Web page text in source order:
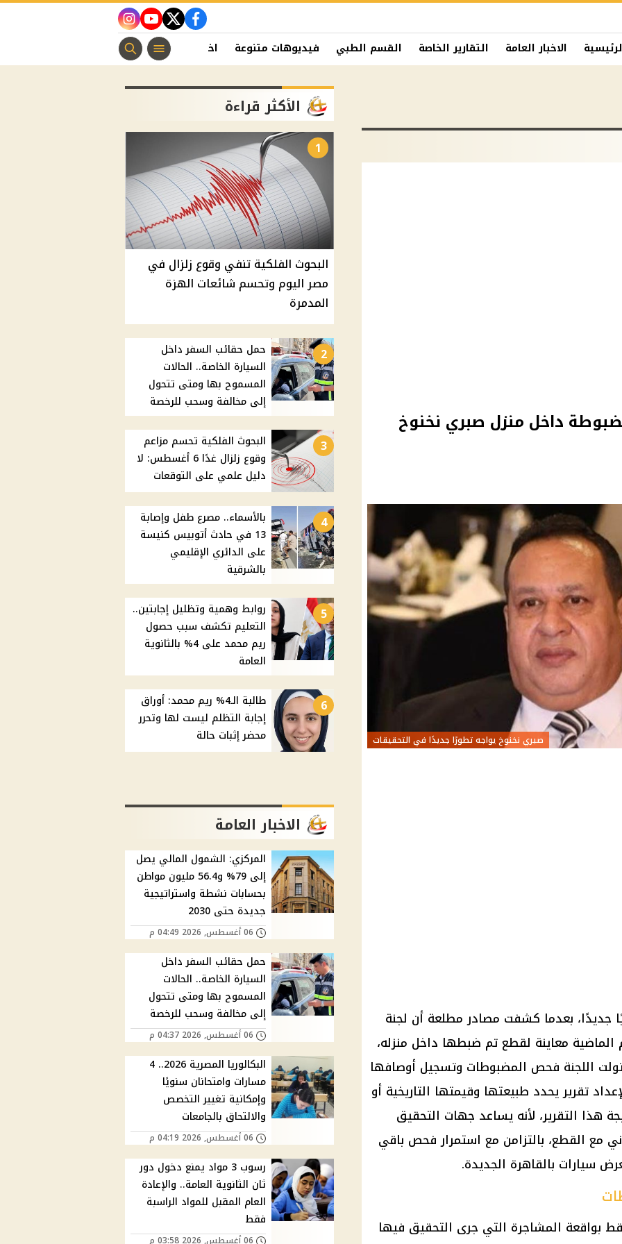
facebook
twitter
youtube
instagram
الاخبار العامة التقارير الخاصة القسم الطبي فيديوهات متنوعة اخبار الفن منوعات مسيحية
داخل منزل صبري نخنوخ
صبري نخنوخ يواجه تطورًا جديدًا في التحقيقات
جديدًا، بعدما كشفت مصادر مطلعة أن لجنة
الماضية معاينة لقطع تم ضبطها داخل منزله،
اللجنة فحص المضبوطات وتسجيل أوصافها
تقرير يحدد طبيعتها وقيمتها التاريخية أو
هذا التقرير، لأنه يساعد جهات التحقيق
مع القطع، بالتزامن مع استمرار فحص باقي
سيارات بالقاهرة الجديدة.
بواقعة المشاجرة التي جرى التحقيق فيها
الأكثر قراءة
1
البحوث الفلكية تنفي وقوع زلزال في
مصر اليوم وتحسم شائعات الهزة
المدمرة
2
حمل حقائب السفر داخل
السيارة الخاصة.. الحالات
المسموح بها ومتى تتحول
إلى مخالفة وسحب للرخصة
3
البحوث الفلكية تحسم مزاعم
وقوع زلزال غدًا 6 أغسطس: لا
دليل علمي على التوقعات
4
بالأسماء.. مصرع طفل وإصابة
13 في حادث أتوبيس كنيسة
على الدائري الإقليمي
بالشرقية
5
روابط وهمية وتظليل إجابتين..
التعليم تكشف سبب حصول
ريم محمد على 4% بالثانوية
العامة
6
طالبة الـ4% ريم محمد: أوراق
إجابة التظلم ليست لها وتحرر
محضر إثبات حالة
الاخبار العامة
المركزي: الشمول المالي يصل
إلى 79% و56.4 مليون مواطن
بحسابات نشطة واستراتيجية
جديدة حتى 2030
06 أغسطس, 2026 04:49 م
حمل حقائب السفر داخل
السيارة الخاصة.. الحالات
المسموح بها ومتى تتحول
إلى مخالفة وسحب للرخصة
06 أغسطس, 2026 04:37 م
البكالوريا المصرية 2026.. 4
مسارات وامتحانان سنويًا
وإمكانية تغيير التخصص
والالتحاق بالجامعات
06 أغسطس, 2026 04:19 م
رسوب 3 مواد يمنع دخول دور
ثان الثانوية العامة.. والإعادة
العام المقبل للمواد الراسبة
فقط
06 أغسطس, 2026 03:58 م